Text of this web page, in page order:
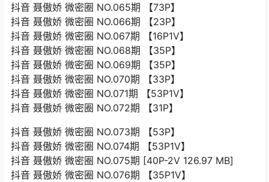
抖音 聂傲娇 微密圈 NO.065期 【73P】
抖音 聂傲娇 微密圈 NO.066期 【23P】
抖音 聂傲娇 微密圈 NO.067期 【16P1V】
抖音 聂傲娇 微密圈 NO.068期 【35P】
抖音 聂傲娇 微密圈 NO.069期 【35P】
抖音 聂傲娇 微密圈 NO.070期 【33P】
抖音 聂傲娇 微密圈 NO.071期 【53P1V】
抖音 聂傲娇 微密圈 NO.072期 【31P】
抖音 聂傲娇 微密圈 NO.073期 【53P】
抖音 聂傲娇 微密圈 NO.074期 【53P1V】
抖音 聂傲娇 微密圈 NO.075期 [40P-2V 126.97 MB]
抖音 聂傲娇 微密圈 NO.076期 【35P1V】